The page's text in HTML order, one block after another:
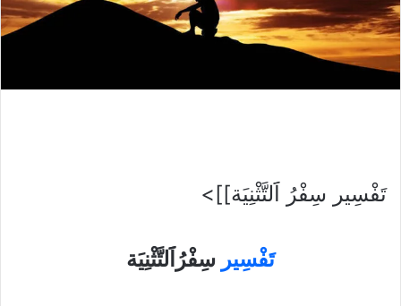
تَفْسِير سِفْرُ اََلتَّثْنِيَة]]>
تَفْسِير سِفْرُاََلتَّثْنِيَة